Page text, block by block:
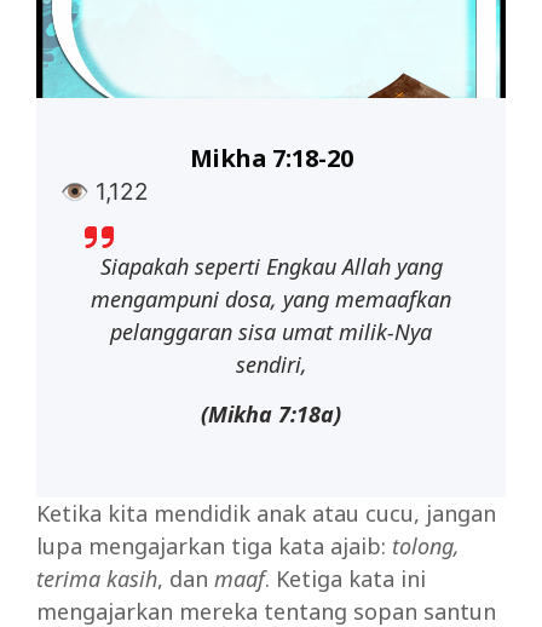
👁 1,122
Mikha 7:18-20
Siapakah seperti Engkau Allah yang
mengampuni dosa, yang memaafkan
pelanggaran sisa umat milik-Nya
sendiri,
(Mikha 7:18a)
Ketika kita mendidik anak atau cucu, jangan
lupa mengajarkan tiga kata ajaib: tolong,
terima kasih, dan maaf. Ketiga kata ini
mengajarkan mereka tentang sopan santun